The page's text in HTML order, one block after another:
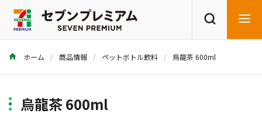
商品を探す
ホーム 商品情報 ペットボトル飲料 烏龍茶 600ml
烏龍茶 600ml